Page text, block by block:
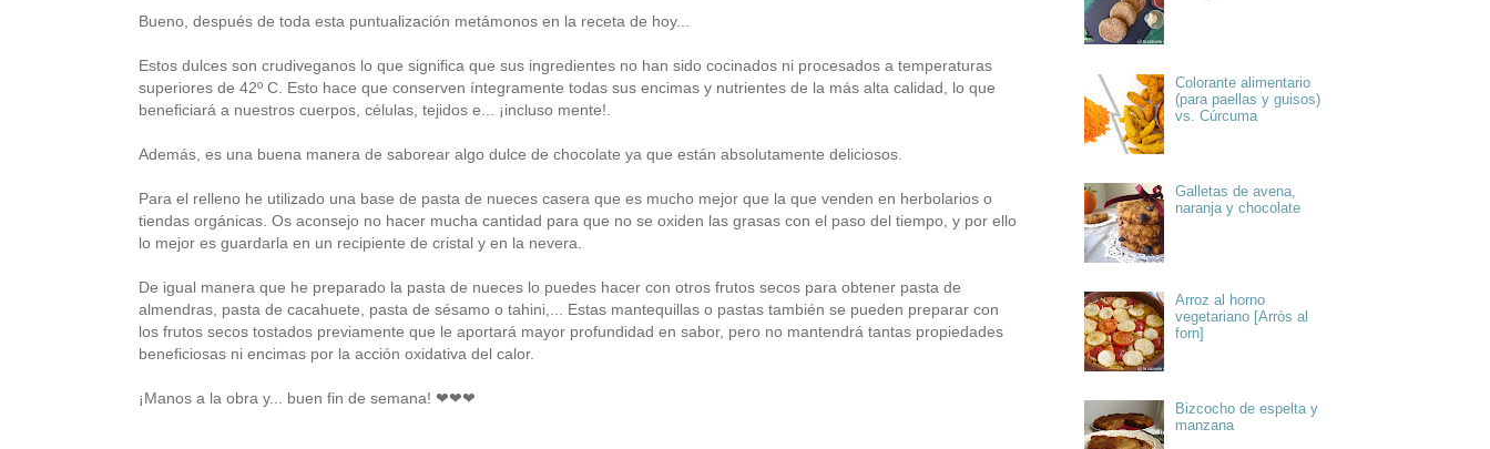
Bueno, después de toda esta puntualización metámonos en la receta de hoy...
Estos dulces son crudiveganos lo que significa que sus ingredientes no han sido cocinados ni procesados a temperaturas
superiores de 42º C. Esto hace que conserven íntegramente todas sus encimas y nutrientes de la más alta calidad, lo que
beneficiará a nuestros cuerpos, células, tejidos e... ¡incluso mente!.
Además, es una buena manera de saborear algo dulce de chocolate ya que están absolutamente deliciosos.
Para el relleno he utilizado una base de pasta de nueces casera que es mucho mejor que la que venden en herbolarios o
tiendas orgánicas. Os aconsejo no hacer mucha cantidad para que no se oxiden las grasas con el paso del tiempo, y por ello
lo mejor es guardarla en un recipiente de cristal y en la nevera.
De igual manera que he preparado la pasta de nueces lo puedes hacer con otros frutos secos para obtener pasta de
almendras, pasta de cacahuete, pasta de sésamo o tahini,... Estas mantequillas o pastas también se pueden preparar con
los frutos secos tostados previamente que le aportará mayor profundidad en sabor, pero no mantendrá tantas propiedades
beneficiosas ni encimas por la acción oxidativa del calor.
¡Manos a la obra y... buen fin de semana! ❤❤❤
Colorante alimentario
(para paellas y guisos)
vs. Cúrcuma
Galletas de avena,
naranja y chocolate
Arroz al horno
vegetariano [Arròs al
forn]
Bizcocho de espelta y
manzana